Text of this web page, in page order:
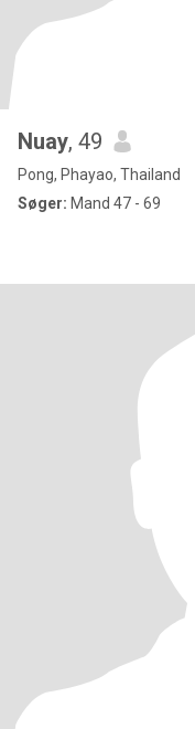
Nuay, 49
Pong, Phayao, Thailand
Søger: Mand 47 - 69